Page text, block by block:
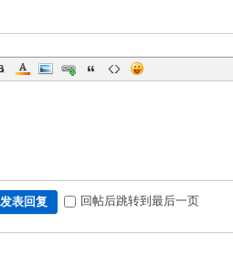
发表回复 回帖后跳转到最后一页